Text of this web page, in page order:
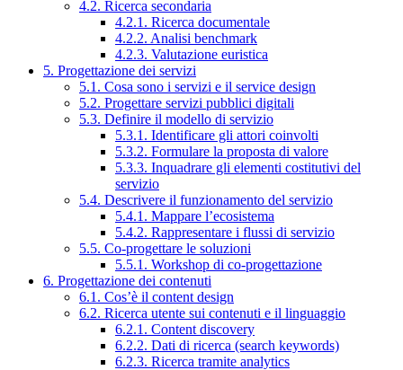
4.2. Ricerca secondaria
4.2.1. Ricerca documentale
4.2.2. Analisi benchmark
4.2.3. Valutazione euristica
5. Progettazione dei servizi
5.1. Cosa sono i servizi e il service design
5.2. Progettare servizi pubblici digitali
5.3. Definire il modello di servizio
5.3.1. Identificare gli attori coinvolti
5.3.2. Formulare la proposta di valore
5.3.3. Inquadrare gli elementi costitutivi del
servizio
5.4. Descrivere il funzionamento del servizio
5.4.1. Mappare l’ecosistema
5.4.2. Rappresentare i flussi di servizio
5.5. Co-progettare le soluzioni
5.5.1. Workshop di co-progettazione
6. Progettazione dei contenuti
6.1. Cos’è il content design
6.2. Ricerca utente sui contenuti e il linguaggio
6.2.1. Content discovery
6.2.2. Dati di ricerca (search keywords)
6.2.3. Ricerca tramite analytics